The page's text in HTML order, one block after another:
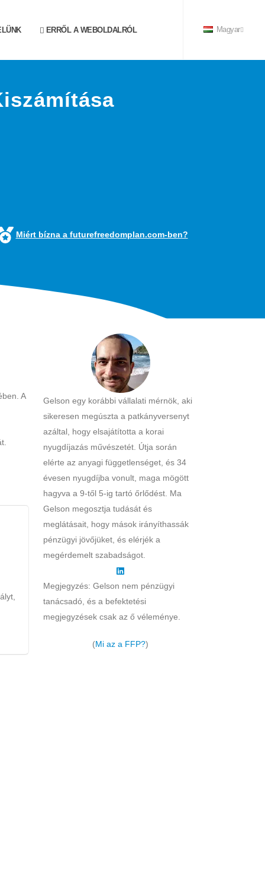
ERRŐL A WEBOLDALRÓL Magyar
Miért bízna a futurefreedomplan.com-ben?
A
Gelson egy korábbi vállalati mérnök, aki
sikeresen megúszta a patkányversenyt
azáltal, hogy elsajátította a korai
nyugdíjazás művészetét. Útja során
elérte az anyagi függetlenséget, és 34
évesen nyugdíjba vonult, maga mögött
hagyva a 9-től 5-ig tartó őrlődést. Ma
Gelson megosztja tudását és
meglátásait, hogy mások irányíthassák
pénzügyi jövőjüket, és elérjék a
megérdemelt szabadságot.
Megjegyzés: Gelson nem pénzügyi
tanácsadó, és a befektetési
megjegyzések csak az ő véleménye.
(Mi az a FFP?)